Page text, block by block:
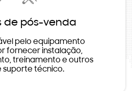
de pós-venda
pelo equipamento
fornecer instalação,
treinamento e outros
suporte técnico.